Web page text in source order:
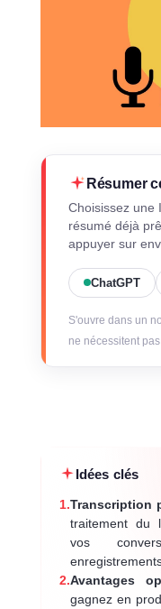
Résumer
Choisissez une
résumé déjà
appuyer sur
ChatGPT
S'ouvre dans un
ne nécessitent
Idées clés
1.Transcription
traitement du
vos
2.Avantages
gagnez en